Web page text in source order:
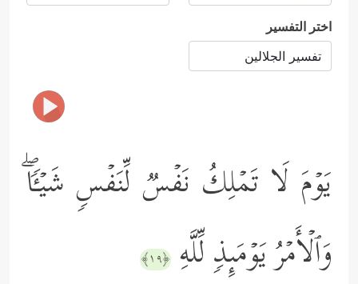
اختر التفسير
یَوۡمَ لَا تَمۡلِكُ نَفۡسࣱ لِّنَفۡسࣲ شَیۡـࣰٔاۖ
وَٱلۡأَمۡرُ یَوۡمَىِٕذࣲ لِّلَّهِ ﴿١٩﴾